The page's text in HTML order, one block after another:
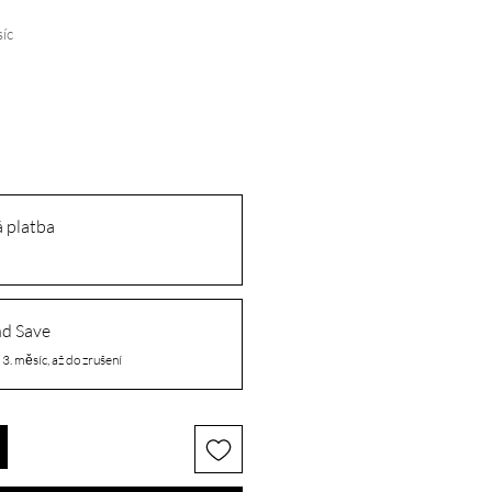
platba
Save
měsíc, až do zrušení